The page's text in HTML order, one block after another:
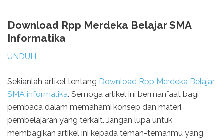
Download Rpp Merdeka Belajar SMA
Informatika
UNDUH
Sekianlah artikel tentang Download Rpp Merdeka Belajar
SMA informatika. Semoga artikel ini bermanfaat bagi
pembaca dalam memahami konsep dan materi
pembelajaran yang terkait. Jangan lupa untuk
membagikan artikel ini kepada teman-temanmu yang